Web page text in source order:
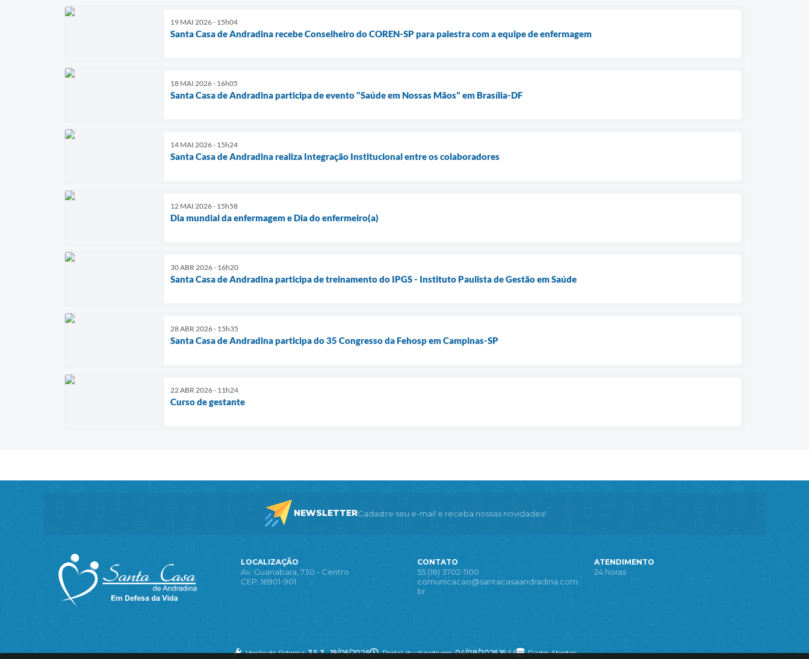
19 MAI 2026 - 15h04
Santa Casa de Andradina recebe Conselheiro do COREN-SP para palestra com a equipe de enfermagem
18 MAI 2026 - 16h05
Santa Casa de Andradina participa de evento "Saúde em Nossas Mãos" em Brasília-DF
14 MAI 2026 - 15h24
Santa Casa de Andradina realiza Integração Institucional entre os colaboradores
12 MAI 2026 - 15h58
Dia mundial da enfermagem e Dia do enfermeiro(a)
30 ABR 2026 - 16h20
Santa Casa de Andradina participa de treinamento do IPGS - Instituto Paulista de Gestão em Saúde
28 ABR 2026 - 15h35
Santa Casa de Andradina participa do 35 Congresso da Fehosp em Campinas-SP
22 ABR 2026 - 11h24
Curso de gestante
NEWSLETTERCadastre seu e-mail e receba nossas novidades!
LOCALIZAÇÃO
Av. Guanabara, 730 - Centro
CEP: 16901-901
CONTATO
55 (18) 3702-1100
comunicacao@santacasaandradina.com.
br
ATENDIMENTO
24 horas
Versão do Sistema:3.5.3 - 19/06/2026 Portal atualizado em:04/08/2026 16:44 Dados Abertos